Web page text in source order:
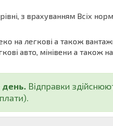
з врахуванням Всіх
на легкові а також
авто, мінівени а також на
день. Відправки